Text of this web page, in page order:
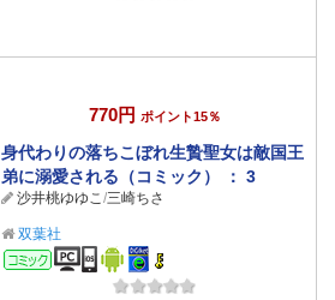
770円 ポイント15％
身代わりの落ちこぼれ生贄聖女は敵国王
弟に溺愛される（コミック） ： 3
沙井桃ゆゆこ/三崎ちさ
双葉社
コミック